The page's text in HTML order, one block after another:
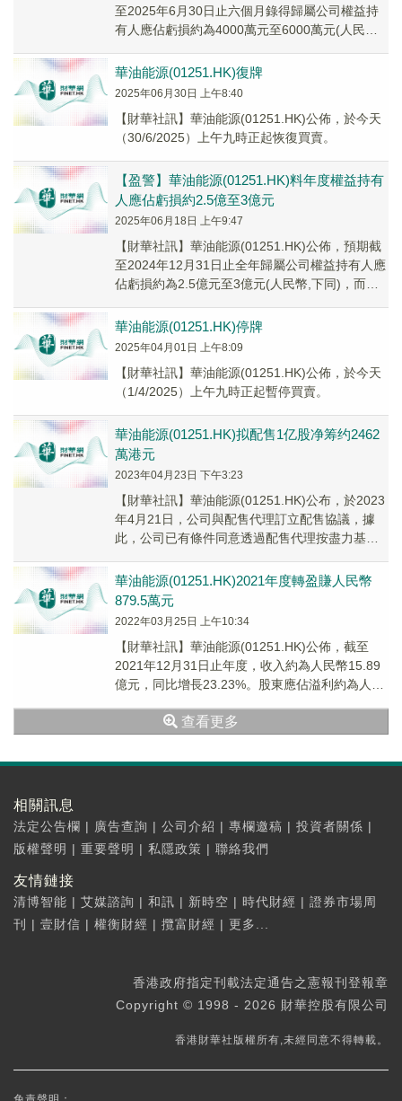
至2025年6月30日止六個月錄得歸屬公司權益持
有人應佔虧損約為4000萬元至6000萬元(人民幣,
華油能源(01251.HK)復牌
2025年06月30日 上午8:40
【財華社訊】華油能源(01251.HK)公佈，於今天
（30/6/2025）上午九時正起恢復買賣。
【盈警】華油能源(01251.HK)料年度權益持有
人應佔虧損約2.5億至3億元
2025年06月18日 上午9:47
【財華社訊】華油能源(01251.HK)公佈，預期截
至2024年12月31日止全年歸屬公司權益持有人應
佔虧損約為2.5億元至3億元(人民幣,下同)，而去
華油能源(01251.HK)停牌
2025年04月01日 上午8:09
【財華社訊】華油能源(01251.HK)公佈，於今天
（1/4/2025）上午九時正起暫停買賣。
華油能源(01251.HK)拟配售1亿股净筹约2462
萬港元
2023年04月23日 下午3:23
【財華社訊】華油能源(01251.HK)公布，於2023
年4月21日，公司與配售代理訂立配售協議，據
此，公司已有條件同意透過配售代理按盡力基準
華油能源(01251.HK)2021年度轉盈賺人民幣
879.5萬元
2022年03月25日 上午10:34
【財華社訊】華油能源(01251.HK)公佈，截至
2021年12月31日止年度，收入約為人民幣15.89
億元，同比增長23.23%。股東應佔溢利約為人民
查看更多
相關訊息
法定公告欄 | 廣告查詢 | 公司介紹 | 專欄邀稿 | 投資者關係 |
版權聲明 | 重要聲明 | 私隱政策 | 聯絡我們
友情鏈接
清博智能 | 艾媒諮詢 | 和訊 | 新時空 | 時代財經 | 證券市場周
刊
| 壹財信 | 權衡財經 | 攬富財經 | 更多...
香港政府指定刊載法定通告之憲報刊登報章
Copyright © 1998 - 2026 財華控股有限公司
香港財華社版權所有,未經同意不得轉載。